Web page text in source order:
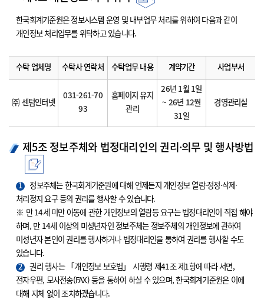
한국회계기준원은 정보시스템 운영 및 내부업무 처리를 위하여 다음과 같이
개인정보 처리업무를 위탁하고 있습니다.
수탁 업체명 수탁사 연락처 수탁업무 내용 계약기간 사업부서
㈜ 센텀인터넷
031-261-70
93
홈페이지 유지
관리
26년 1월 1일
~ 26년 12월
31일
경영관리실
제5조 정보주체와 법정대리인의 권리·의무 및 행사방법
1
정보주체는 한국회계기준원에 대해 언제든지 개인정보 열람·정정·삭제·
처리정지 요구 등의 권리를 행사할 수 있습니다.
※ 만 14세 미만 아동에 관한 개인정보의 열람등 요구는 법정대리인이 직접 해야
하며, 만 14세 이상의 미성년자인 정보주체는 정보주체의 개인정보에 관하여
미성년자 본인이 권리를 행사하거나 법정대리인을 통하여 권리를 행사할 수도
있습니다.
2
권리 행사는 「개인정보 보호법」 시행령 제41조 제1항에 따라 서면,
전자우편, 모사전송(FAX) 등을 통하여 하실 수 있으며, 한국회계기준원은 이에
대해 지체 없이 조치하겠습니다.